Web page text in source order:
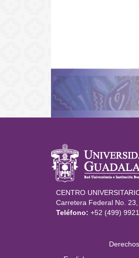
CENTRO
Carretera Federal No.
Teléfono: +52 (499)
Derechos